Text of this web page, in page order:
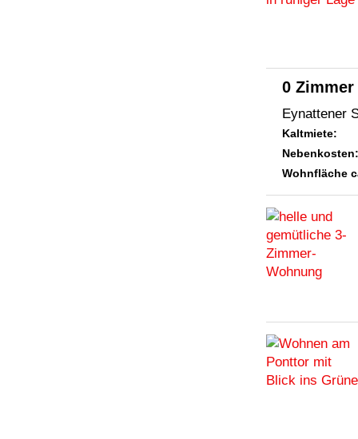
0
Eynattener
Kaltmiete:
Nebenkosten:
Wohnfläche